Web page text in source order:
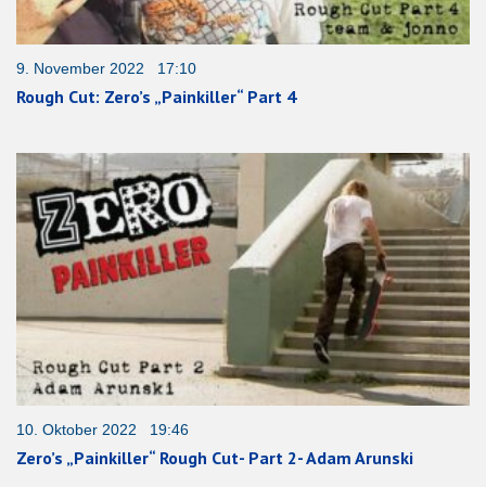
9. November 2022 17:10
Rough Cut: Zero’s „Painkiller“ Part 4
10. Oktober 2022 19:46
Zero’s „Painkiller“ Rough Cut- Part 2- Adam Arunski